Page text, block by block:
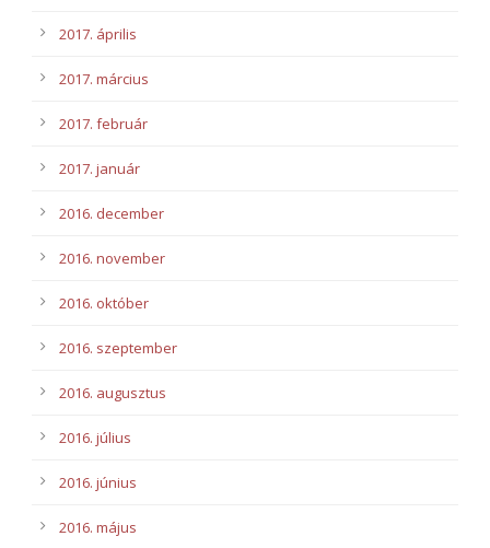
2017. április
2017. március
2017. február
2017. január
2016. december
2016. november
2016. október
2016. szeptember
2016. augusztus
2016. július
2016. június
2016. május